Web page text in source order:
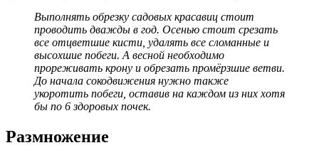
Выполнять обрезку садовых красавиц стоит
проводить дважды в год. Осенью стоит срезать
все отцветшие кисти, удалять все сломанные и
высохшие побеги. А весной необходимо
прореживать крону и обрезать промёрзшие ветви.
До начала сокодвижения нужно также
укоротить побеги, оставив на каждом из них хотя
бы по 6 здоровых почек.
Размножение